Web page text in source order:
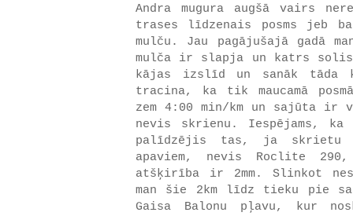
Andra mugura augšā vairs
trases līdzenais posms jeb
mulču. Jau pagājušajā gadā
mulča ir slapja un katrs
kājas izslīd un sanāk tāda
tracina, ka tik maucamā
zem 4:00 min/km un sajūta ir
nevis skrienu. Iespējams, ka
palīdzējis tas, ja skrietu
apaviem, nevis Roclite
atšķirība ir 2mm. Slinkot
man šie 2km līdz tieku pie
Gaisa Balonu pļavu, kur